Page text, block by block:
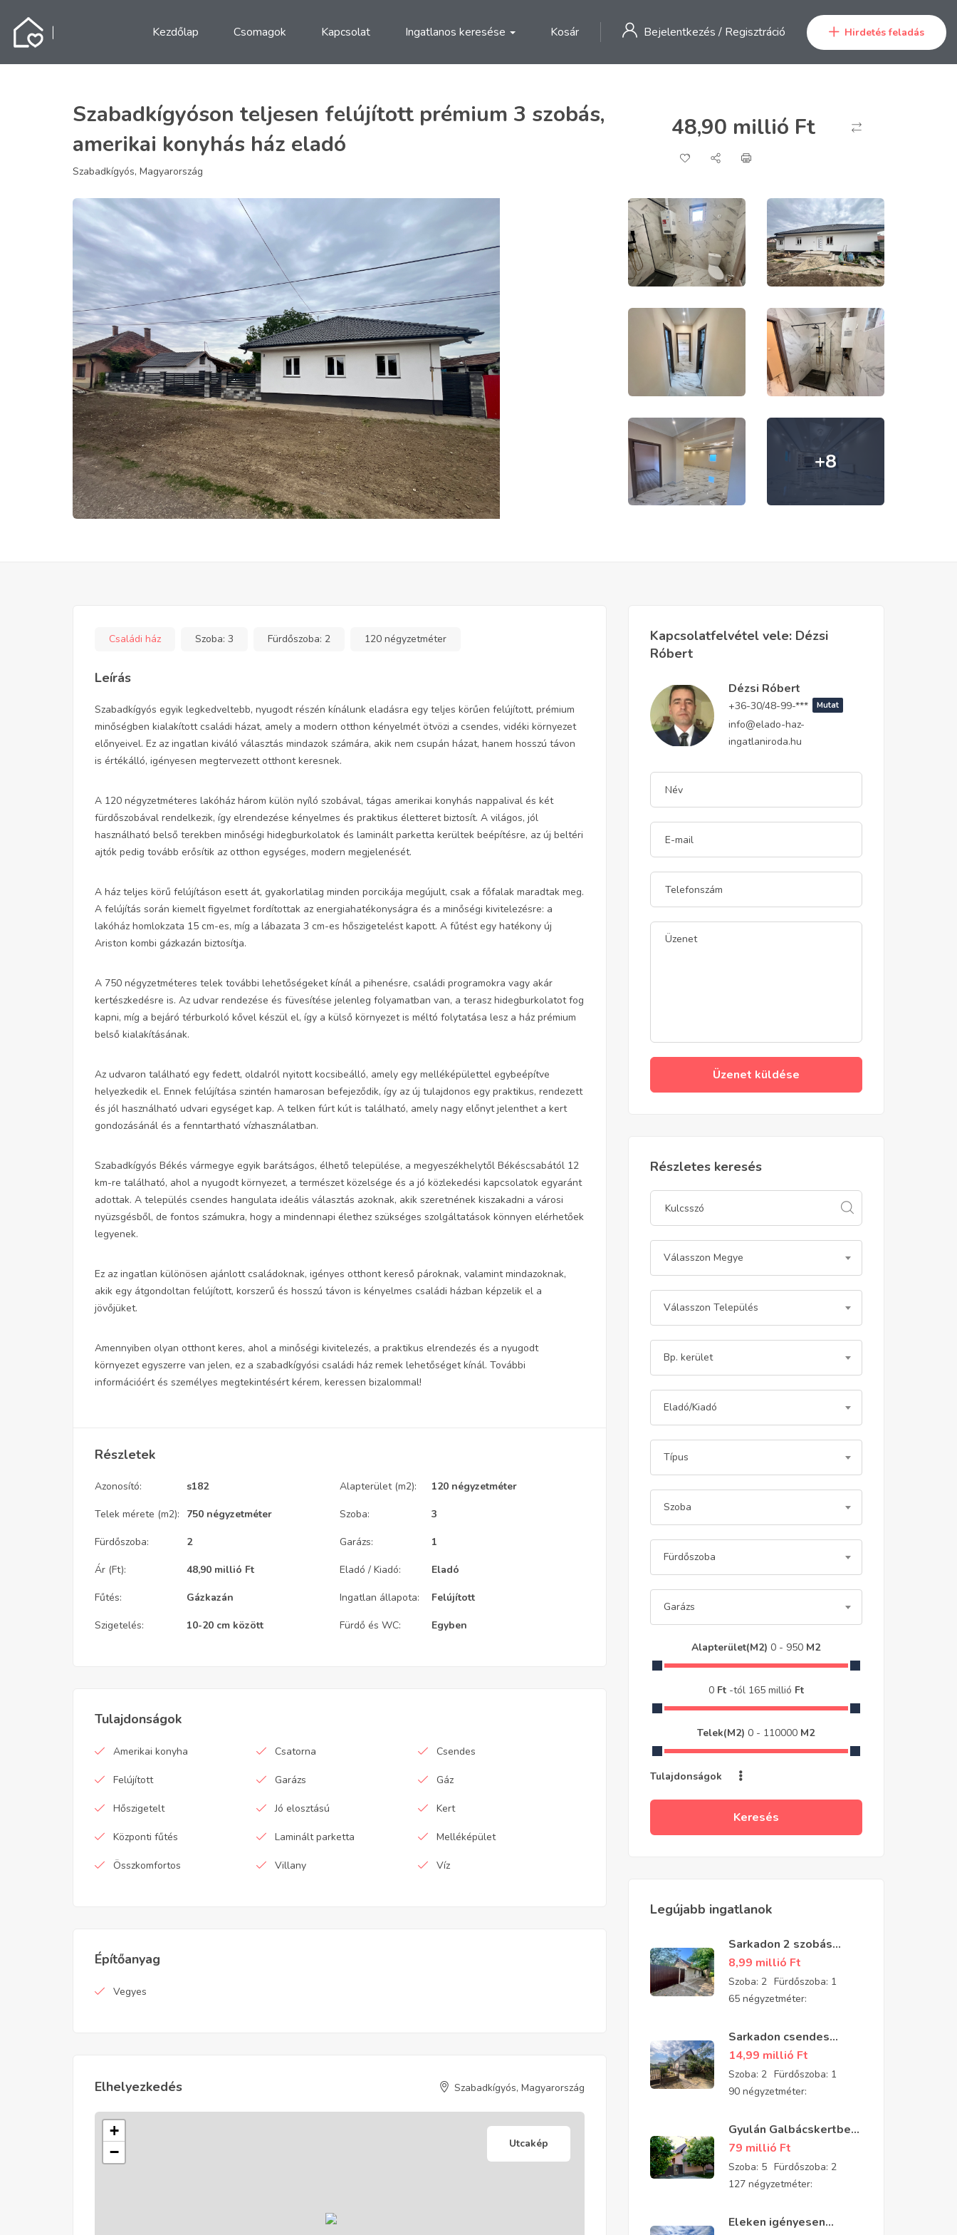
Kezdőlap Csomagok Kapcsolat Ingatlanos keresése Kosár Bejelentkezés / Regisztráció Hirdetés feladás
Szabadkígyóson teljesen felújított prémium 3 szobás,
amerikai konyhás ház eladó
Szabadkígyós, Magyarország
48,90 millió Ft
+8
Családi ház Szoba: 3 Fürdőszoba: 2 120 négyzetméter
Leírás
Szabadkígyós egyik legkedveltebb, nyugodt részén kínálunk eladásra egy teljes körűen felújított, prémium
minőségben kialakított családi házat, amely a modern otthon kényelmét ötvözi a csendes, vidéki környezet
előnyeivel. Ez az ingatlan kiváló választás mindazok számára, akik nem csupán házat, hanem hosszú távon
is értékálló, igényesen megtervezett otthont keresnek.
A 120 négyzetméteres lakóház három külön nyíló szobával, tágas amerikai konyhás nappalival és két
fürdőszobával rendelkezik, így elrendezése kényelmes és praktikus életteret biztosít. A világos, jól
használható belső terekben minőségi hidegburkolatok és laminált parketta kerültek beépítésre, az új beltéri
ajtók pedig tovább erősítik az otthon egységes, modern megjelenését.
A ház teljes körű felújításon esett át, gyakorlatilag minden porcikája megújult, csak a főfalak maradtak meg.
A felújítás során kiemelt figyelmet fordítottak az energiahatékonyságra és a minőségi kivitelezésre: a
lakóház homlokzata 15 cm-es, míg a lábazata 3 cm-es hőszigetelést kapott. A fűtést egy hatékony új
Ariston kombi gázkazán biztosítja.
A 750 négyzetméteres telek további lehetőségeket kínál a pihenésre, családi programokra vagy akár
kertészkedésre is. Az udvar rendezése és füvesítése jelenleg folyamatban van, a terasz hidegburkolatot fog
kapni, míg a bejáró térburkoló kővel készül el, így a külső környezet is méltó folytatása lesz a ház prémium
belső kialakításának.
Az udvaron található egy fedett, oldalról nyitott kocsibeálló, amely egy melléképülettel egybeépítve
helyezkedik el. Ennek felújítása szintén hamarosan befejeződik, így az új tulajdonos egy praktikus, rendezett
és jól használható udvari egységet kap. A telken fúrt kút is található, amely nagy előnyt jelenthet a kert
gondozásánál és a fenntartható vízhasználatban.
Szabadkígyós Békés vármegye egyik barátságos, élhető települése, a megyeszékhelytől Békéscsabától 12
km-re található, ahol a nyugodt környezet, a természet közelsége és a jó közlekedési kapcsolatok egyaránt
adottak. A település csendes hangulata ideális választás azoknak, akik szeretnének kiszakadni a városi
nyüzsgésből, de fontos számukra, hogy a mindennapi élethez szükséges szolgáltatások könnyen elérhetőek
legyenek.
Ez az ingatlan különösen ajánlott családoknak, igényes otthont kereső pároknak, valamint mindazoknak,
akik egy átgondoltan felújított, korszerű és hosszú távon is kényelmes családi házban képzelik el a
jövőjüket.
Amennyiben olyan otthont keres, ahol a minőségi kivitelezés, a praktikus elrendezés és a nyugodt
környezet egyszerre van jelen, ez a szabadkígyósi családi ház remek lehetőséget kínál. További
információért és személyes megtekintésért kérem, keressen bizalommal!
Részletek
Azonosító: s182 Alapterület (m2): 120 négyzetméter
Telek mérete (m2): 750 négyzetméter Szoba: 3
Fürdőszoba: 2 Garázs: 1
Ár (Ft): 48,90 millió Ft Eladó / Kiadó: Eladó
Fűtés: Gázkazán Ingatlan állapota: Felújított
Szigetelés: 10-20 cm között Fürdő és WC: Egyben
Tulajdonságok
Amerikai konyha Csatorna Csendes
Felújított Garázs Gáz
Hőszigetelt Jó elosztású Kert
Központi fűtés Laminált parketta Melléképület
Összkomfortos Villany Víz
Építőanyag
Vegyes
Elhelyezkedés Szabadkígyós, Magyarország
+
−
Utcakép
Kapcsolatfelvétel vele: Dézsi
Róbert
Dézsi Róbert
+36-30/48-99-*** Mutat
info@elado-haz-
ingatlaniroda.hu
Üzenet küldése
Részletes keresés
Válasszon Megye
Válasszon Település
Bp. kerület
Eladó/Kiadó
Típus
Szoba
Fürdőszoba
Garázs
Alapterület(m2)0 - 950 M2
0 Ft -tól 165 millió Ft
Telek(m2)0 - 110000 M2
Tulajdonságok
Keresés
Legújabb ingatlanok
Sarkadon 2 szobás
részben felújított
családi ház eladó
8,99 millió Ft
Szoba: 2 Fürdőszoba: 1
65 négyzetméter:
Sarkadon csendes
aszfaltozott utcában 2
szobás, tégla építésű,
jó állapotú
padlásszobás ház eladó
14,99 millió Ft
Szoba: 2 Fürdőszoba: 1
90 négyzetméter:
Gyulán Galbácskertben
2008-ban épült kiváló
állapotú padlásszobás
ház eladó 5 szobával és
2 fürdővel
79 millió Ft
Szoba: 5 Fürdőszoba: 2
127 négyzetméter:
Eleken igényesen